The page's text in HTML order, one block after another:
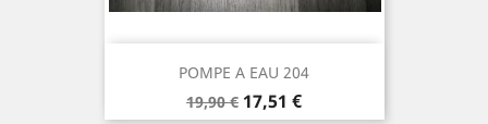
POMPE A EAU 204
Prix
19,90 € Prix
17,51 €